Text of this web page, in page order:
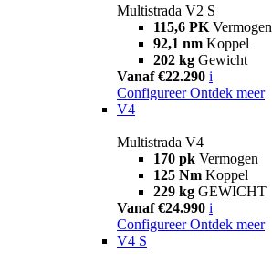
Multistrada V2 S
115,6 PK Vermogen
92,1 nm Koppel
202 kg Gewicht
Vanaf €22.290 i
Configureer Ontdek meer
V4
Multistrada V4
170 pk Vermogen
125 Nm Koppel
229 kg GEWICHT
Vanaf €24.990 i
Configureer Ontdek meer
V4 S